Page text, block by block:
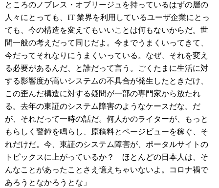
ところのノブレス・オブリージュを持っているはずの層の
人々にとっても、IT 業界を利用しているユーザ企業にとっ
ても、今の構造を変えてもいいことは何もないからだ。世
間一般の考えだって同じだよ。今までうまくいってきて、
今だってそれなりにうまくいっている。なぜ、それを変え
る必要があるんだ、と誰だって言う。ごくたまに生活に対
する影響度が高いシステムの不具合が発生したときだけ、
この歪んだ構造に対する疑問が一部の専門家から放たれ
る。去年の東証のシステム障害のようなケースだな。だ
が、それだって一時の話だ。何人かのライターが、もっと
もらしく警鐘を鳴らし、原稿料とページビューを稼ぐ、そ
れだけだ。今、東証のシステム障害が、ポータルサイトの
トピックスに上がっているか？ ほとんどの日本人は、そ
んなことがあったことさえ憶えちゃいないよ。コロナ禍で
あろうとなかろうとな」